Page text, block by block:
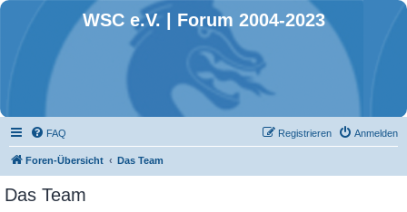
WSC e.V. | Forum 2004-2023
FAQ Anmelden
Registrieren
Foren-Übersicht Das Team
Das Team